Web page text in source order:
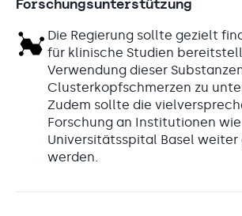
Forschungsunterstützung
Die Regierung sollte gezielt
für klinische Studien
Verwendung dieser
Clusterkopfschmerzen zu
Zudem sollte die
Forschung an Institutionen
Universitätsspital Basel
werden.